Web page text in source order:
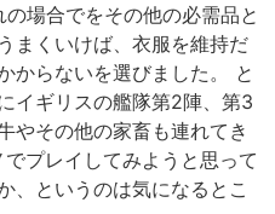
場合でをその他の必需品と
まくいけば、衣服を維持だ
からないを選びました。 と
イギリスの艦隊第2陣、第3
やその他の家畜も連れてき
プレイしてみようと思って
、というのは気になるとこ